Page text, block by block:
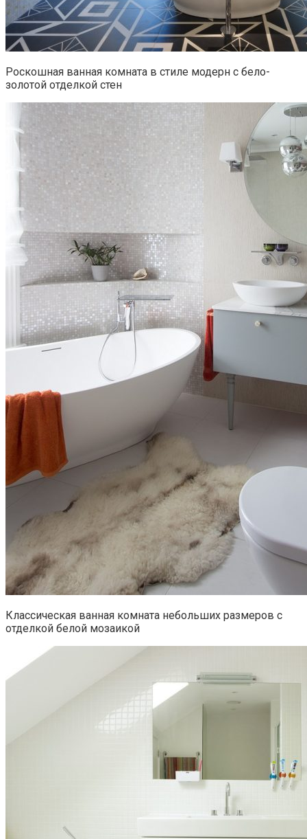
Роскошная ванная комната в стиле модерн с бело-
золотой отделкой стен
Классическая ванная комната небольших размеров с
отделкой белой мозаикой